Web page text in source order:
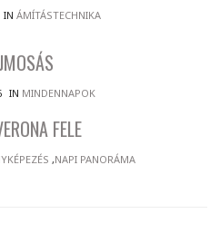
IN ÁMÍTÁSTECHNIKA
IN MINDENNAPOK
FELE
,NAPI PANORÁMA